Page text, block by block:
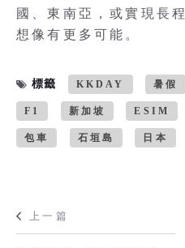
國、東南亞，或實現長
想像有更多可能。
標籤 KKDAY 暑假
F1 新加坡 ESIM
包車 石垣島 日本
上一篇